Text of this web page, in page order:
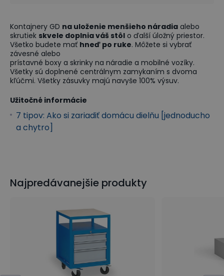
Kontajnery GD na uloženie menšieho náradia alebo
skrutiek skvele doplnia váš stôl o ďalší úložný priestor.
Všetko budete mať hneď po ruke. Môžete si vybrať
závesné alebo
prístavné boxy a skrinky na náradie a mobilné vozíky.
Všetky sú doplnené centrálnym zamykaním s dvoma
kľúčmi. Všetky zásuvky majú navyše 100% výsuv.
Užitočné informácie
7 tipov: Ako si zariadiť domácu dielňu [jednoducho
a chytro]
Najpredávanejšie produkty